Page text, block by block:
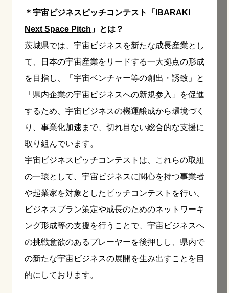
＊宇宙ビジネスピッチコンテスト「
IBARAKI
Next Space Pitch 」とは？
茨城県では、宇宙ビジネスを新たな成長産業とし
て、日本の宇宙産業をリードする一大拠点の形成
を目指し、「宇宙ベンチャー等の創出・誘致」と
「県内企業の宇宙ビジネスへの新規参入」を促進
するため、宇宙ビジネスの機運醸成から環境づく
り、事業化加速まで、切れ目ない総合的な支援に
取り組んでいます。
宇宙ビジネスピッチコンテストは、これらの取組
の一環として、宇宙ビジネスに関心を持つ事業者
や起業家を対象としたピッチコンテストを行い、
ビジネスプラン策定や成長のためのネットワーキ
ング形成等の支援を行うことで、宇宙ビジネスへ
の挑戦意欲のあるプレーヤーを後押しし、県内で
の新たな宇宙ビジネスの展開を生み出すことを目
的にしております。